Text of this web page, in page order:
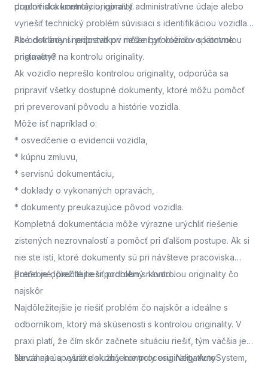
pracoviska kontroly originality.
doplniť dokumentáciu, opraviť administratívne údaje alebo
vyriešiť technický problém súvisiaci s identifikáciou vozidla.
Po odstránení nedostatkov môže byť vozidlo opätovne
pristavené na kontrolu originality.
Aké doklady si pripraviť pri riešení problémov s kontrolou
originality?
Ak vozidlo neprešlo kontrolou originality, odporúča sa
pripraviť všetky dostupné dokumenty, ktoré môžu pomôcť
pri preverovaní pôvodu a histórie vozidla.
Môže ísť napríklad o:
* osvedčenie o evidencii vozidla,
* kúpnu zmluvu,
* servisnú dokumentáciu,
* doklady o vykonaných opravách,
* dokumenty preukazujúce pôvod vozidla.
Kompletná dokumentácia môže výrazne urýchliť riešenie
zistených nezrovnalostí a pomôcť pri ďalšom postupe. Ak si
nie ste istí, ktoré dokumenty sú pri návšteve pracoviska
potrebné, prečítajte si podrobný návod.
Prečo je dôležité riešiť problém s kontrolou originality čo
najskôr
Najdôležitejšie je riešiť problém čo najskôr a ideálne s
odborníkom, ktorý má skúsenosti s kontrolou originality. V
praxi platí, že čím skôr začnete situáciu riešiť, tým väčšia je
šanca na úspešné dokončenie procesu. Negatívny
Neváhajte a využite služby kontroly originality AutoSystem,